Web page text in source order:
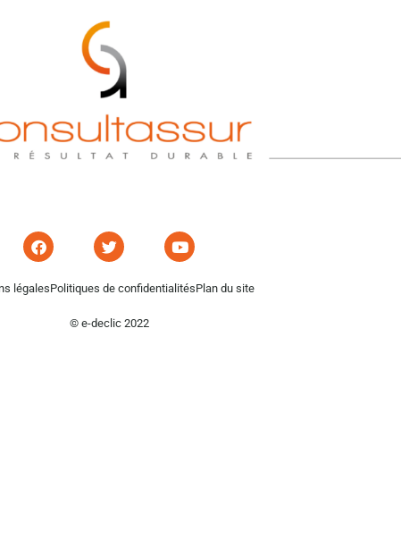
légalesPolitiques de confidentialitésPlan du site
© e-declic 2022